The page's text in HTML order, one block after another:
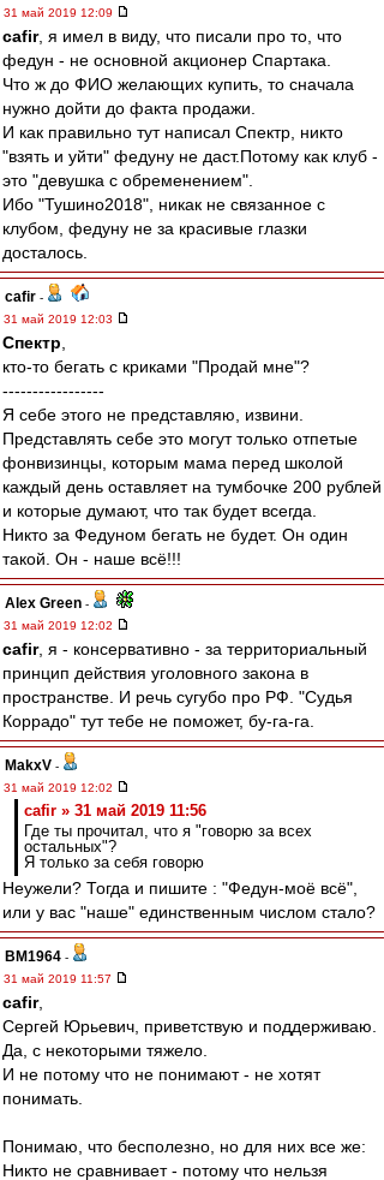
31 май 2019 12:09
cafir, я имел в виду, что писали про то, что
федун - не основной акционер Спартака.
Что ж до ФИО желающих купить, то сначала
нужно дойти до факта продажи.
И как правильно тут написал Спектр, никто
"взять и уйти" федуну не даст.Потому как клуб -
это "девушка с обременением".
Ибо "Тушино2018", никак не связанное с
клубом, федуну не за красивые глазки
досталось.
cafir -
31 май 2019 12:03
Спектр
кто-то бегать с криками "Продай мне"?
-----------------
Я себе этого не представляю, извини.
Представлять себе это могут только отпетые
фонвизинцы, которым мама перед школой
каждый день оставляет на тумбочке 200 рублей
и которые думают, что так будет всегда.
Никто за Федуном бегать не будет. Он один
такой. Он - наше всё!!!
Alex Green -
31 май 2019 12:02
cafir, я - консервативно - за территориальный
принцип действия уголовного закона в
пространстве. И речь сугубо про РФ. "Судья
Коррадо" тут тебе не поможет, бу-га-га.
MakxV -
31 май 2019 12:02
cafir » 31 май 2019 11:56
Где ты прочитал, что я "говорю за всех
остальных"?
Я только за себя говорю
Неужели? Тогда и пишите : "Федун-моё всё",
или у вас "наше" единственным числом стало?
BM1964 -
31 май 2019 11:57
cafir,
Сергей Юрьевич, приветствую и поддерживаю.
Да, с некоторыми тяжело.
И не потому что не понимают - не хотят
понимать.
Понимаю, что бесполезно, но для них все же:
Никто не сравнивает - потому что нельзя